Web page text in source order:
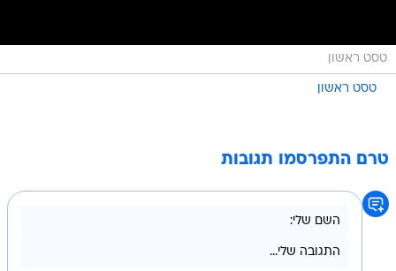
טסט ראשון
טסט ראשון
טרם התפרסמו תגובות